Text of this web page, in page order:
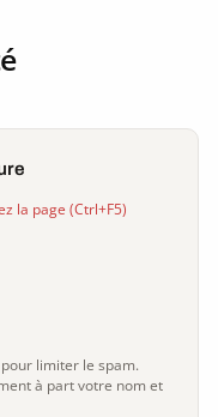
la page (Ctrl+F5)
limiter le spam.
à part votre nom et